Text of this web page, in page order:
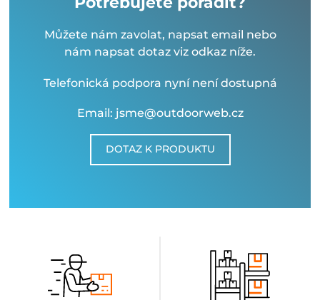
Můžete nám zavolat, napsat email nebo
nám napsat dotaz viz odkaz níže.
Telefonická podpora nyní není dostupná
Email: jsme@outdoorweb.cz
DOTAZ K PRODUKTU